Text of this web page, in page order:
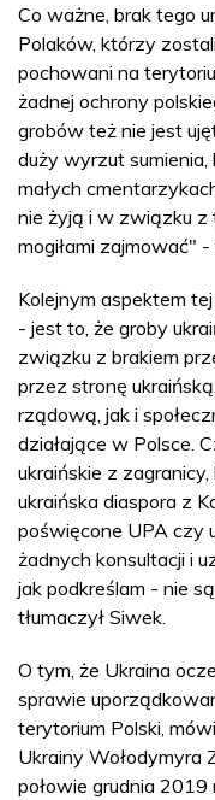
Co ważne, brak tego
Polaków, którzy
pochowani na
żadnej ochrony
grobów też nie jest
duży wyrzut
małych
nie żyją i w związku z
mogiłami zajmować"
Kolejnym aspektem
- jest to, że groby
związku z brakiem
przez stronę
rządową, jak i
działające w Polsce.
ukraińskie z
ukraińska diaspora z
poświęcone UPA czy
żadnych konsultacji i
jak podkreślam - nie
tłumaczył Siwek.
O tym, że Ukraina
sprawie
terytorium Polski,
Ukrainy Wołodymyra
połowie grudnia 2019